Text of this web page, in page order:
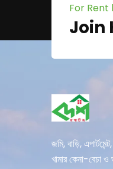
For
Join
জমি, বাড়ি,
খামার কেনা-বেচা ও